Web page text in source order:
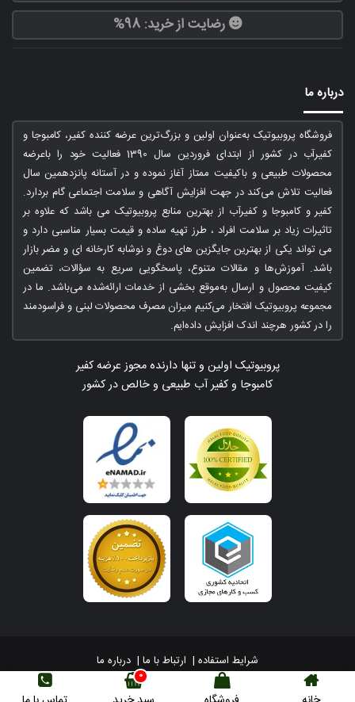
رضایت از خرید: 98%
درباره ما
فروشگاه پروبیوتیک به‌عنوان اولین و بزرگ‌ترین عرضه کننده کفیر، کامبوجا و
کفیرآب در کشور از ابتدای فروردین سال 1390 فعالیت خود را باعرضه
محصولات طبیعی و باکیفیت ممتاز آغاز نموده و در آستانه پانزدهمین سال
فعالیت تلاش می‌کند در جهت افزایش آگاهی و سلامت اجتماعی گام بردارد.
کفیر و کامبوجا و کفیرآب از بهترین منابع پروبیوتیک می باشد که علاوه بر
تاثیرات زیاد بر سلامت افراد ، طرز تهیه ساده و قیمت بسیار مناسبی دارد و
می تواند یکی از بهترین جایگزین های دوغ و نوشابه کارخانه ای و مضر بازار
باشد. آموزش‌ها و مقالات متنوع، پاسخگویی سریع به سؤالات، تضمین
کیفیت محصول و ارسال به‌موقع بخشی از خدمات ارائه‌شده می‌باشد. ما در
مجموعه پروبیوتیک افتخار می‌کنیم میزان مصرف محصولات لبنی و فراسودمند
را در کشور هرچند اندک افزایش داده‌ایم.
پروبیوتیک اولین و تنها دارنده مجوز عرضه کفیر
کامبوجا و کفیر آب طبیعی و خالص در کشور
شرایط استفاده | ارتباط با ما | درباره ما
استفاده از مطالب صرفاً با لینک مجاز است © 1405 - 1390
0